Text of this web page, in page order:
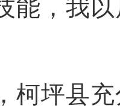
能，我
坪县充